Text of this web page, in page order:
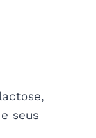
seus